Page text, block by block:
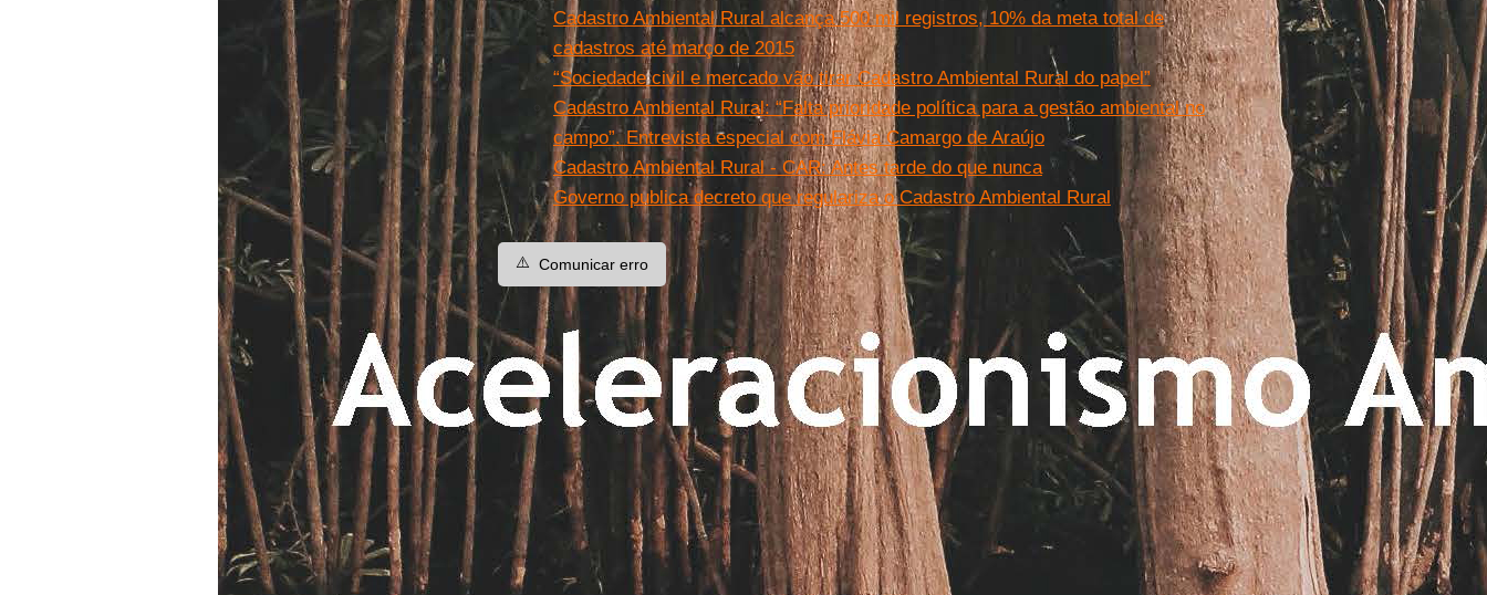
Cadastro Ambiental Rural alcança 500 mil registros, 10% da meta total de
cadastros até março de 2015
“Sociedade civil e mercado vão tirar Cadastro Ambiental Rural do papel”
Cadastro Ambiental Rural: “Falta prioridade política para a gestão ambiental no
campo”. Entrevista especial com Flávia Camargo de Araújo
Cadastro Ambiental Rural - CAR: Antes tarde do que nunca
Governo publica decreto que regulariza o Cadastro Ambiental Rural
⚠️ Comunicar erro